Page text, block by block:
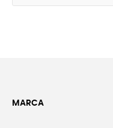
MARCA